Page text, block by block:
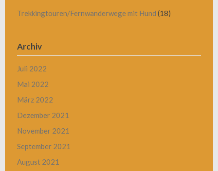
Trekkingtouren/Fernwanderwege mit Hund (18)
Archiv
Juli 2022
Mai 2022
März 2022
Dezember 2021
November 2021
September 2021
August 2021